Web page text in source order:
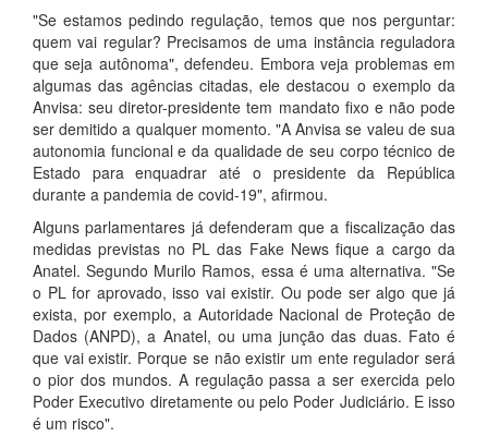
"Se estamos pedindo regulação, temos que nos perguntar:
quem vai regular? Precisamos de uma instância reguladora
que seja autônoma", defendeu. Embora veja problemas em
algumas das agências citadas, ele destacou o exemplo da
Anvisa: seu diretor-presidente tem mandato fixo e não pode
ser demitido a qualquer momento. "A Anvisa se valeu de sua
autonomia funcional e da qualidade de seu corpo técnico de
Estado para enquadrar até o presidente da República
durante a pandemia de covid-19", afirmou.
Alguns parlamentares já defenderam que a fiscalização das
medidas previstas no PL das Fake News fique a cargo da
Anatel. Segundo Murilo Ramos, essa é uma alternativa. "Se
o PL for aprovado, isso vai existir. Ou pode ser algo que já
exista, por exemplo, a Autoridade Nacional de Proteção de
Dados (ANPD), a Anatel, ou uma junção das duas. Fato é
que vai existir. Porque se não existir um ente regulador será
o pior dos mundos. A regulação passa a ser exercida pelo
Poder Executivo diretamente ou pelo Poder Judiciário. E isso
é um risco".